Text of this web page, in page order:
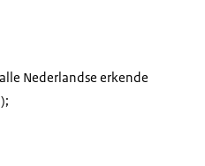
Nederlandse erkende